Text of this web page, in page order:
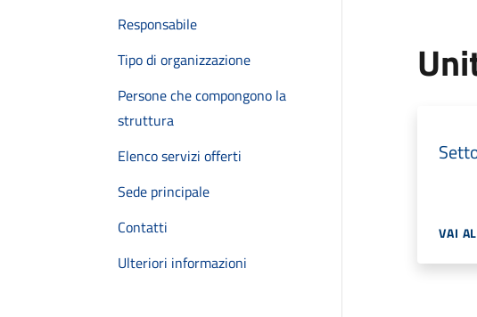
Responsabile
Tipo di organizzazione
Persone che compongono la
struttura
Elenco servizi offerti
Sede principale
Contatti
Ulteriori informazioni
VAI